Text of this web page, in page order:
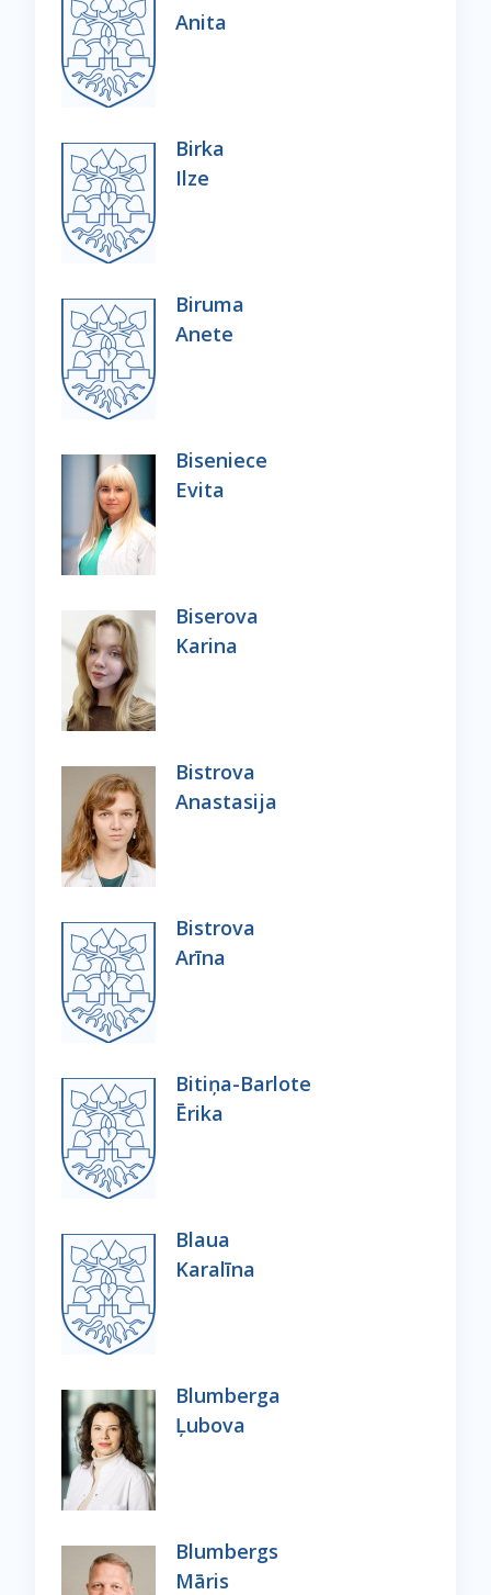
Anita
Birka
Ilze
Biruma
Anete
Biseniece
Evita
Biserova
Karina
Bistrova
Anastasija
Bistrova
Arīna
Bitiņa-Barlote
Ērika
Blaua
Karalīna
Blumberga
Ļubova
Blumbergs
Māris